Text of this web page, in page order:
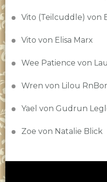
Vito (Teilcuddle) von
Vito von Elisa Marx
Wee Patience von
Wren von Lilou
Yael von Gudrun
Zoe von Natalie Blick